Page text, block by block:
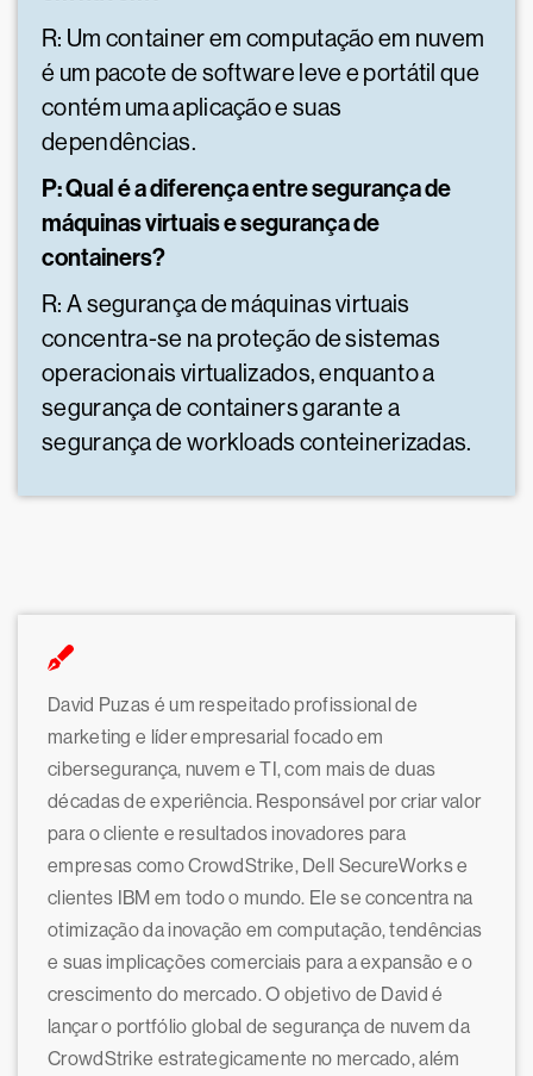
R: Um container em computação em nuvem
é um pacote de software leve e portátil que
contém uma aplicação e suas
dependências.
P: Qual é a diferença entre segurança de
máquinas virtuais e segurança de
containers?
R: A segurança de máquinas virtuais
concentra-se na proteção de sistemas
operacionais virtualizados, enquanto a
segurança de containers garante a
segurança de workloads conteinerizadas.
David Puzas é um respeitado profissional de
marketing e líder empresarial focado em
cibersegurança, nuvem e TI, com mais de duas
décadas de experiência. Responsável por criar valor
para o cliente e resultados inovadores para
empresas como CrowdStrike, Dell SecureWorks e
clientes IBM em todo o mundo. Ele se concentra na
otimização da inovação em computação, tendências
e suas implicações comerciais para a expansão e o
crescimento do mercado. O objetivo de David é
lançar o portfólio global de segurança de nuvem da
CrowdStrike estrategicamente no mercado, além